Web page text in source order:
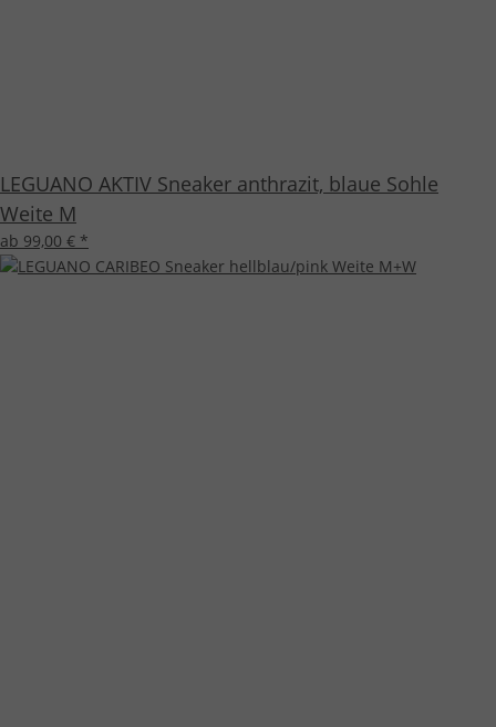
LEGUANO AKTIV Sneaker anthrazit, blaue Sohle
Weite M
ab 99,00 € *